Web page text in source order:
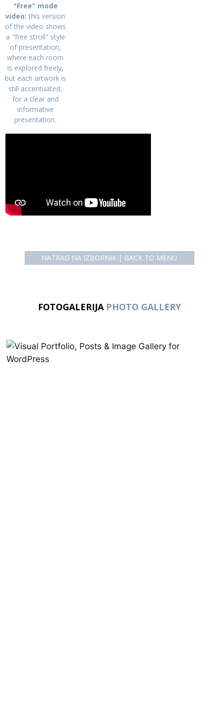
"Free" mode
video: this version
of the video shows
a "free stroll" style
of presentation,
where each room
is explored freely,
but each artwork is
still accentuated,
for a clear and
informative
presentation.
NATRAG NA IZBORNIK | BACK TO MENU
FOTOGALERIJA PHOTO GALLERY